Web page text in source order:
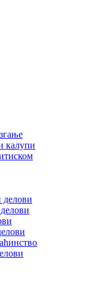
калупи
делови